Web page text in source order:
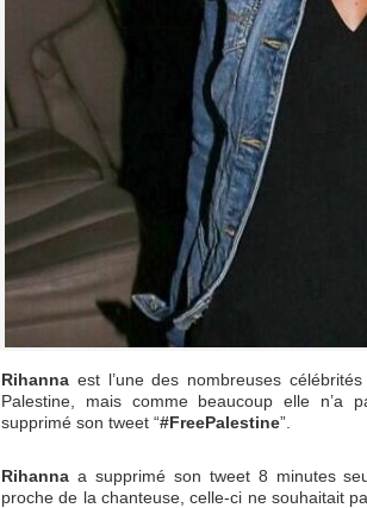
Rihanna est l’une des nombreuses
Palestine, mais comme beaucoup elle n’a
supprimé son tweet “#FreePalestine”.
Rihanna a supprimé son tweet 8 minutes
proche de la chanteuse, celle-ci ne souhaitait